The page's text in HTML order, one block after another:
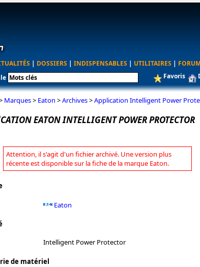
| DOSSIERS | INDISPENSABLES | UTILITAIRES |
Favoris
Marques> Eaton >Archives>Application Intelligent Power
EATON INTELLIGENT POWER PROTECTOR
Attention, il s'agit d'un fichier archivé. Une version plus
récente est disponible sur la fiche de la marque Eaton.
Eaton
Intelligent Power Protector
de matériel